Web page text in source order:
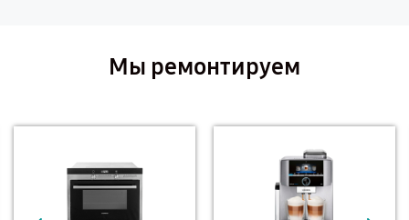
Мы ремонтируем